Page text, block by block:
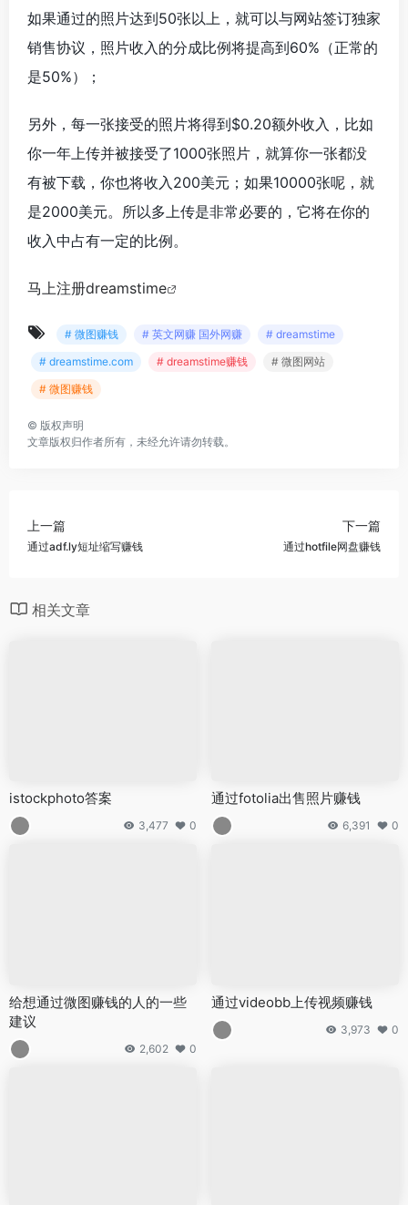
如果通过的照片达到50张以上，就可以与网站签订独家
销售协议，照片收入的分成比例将提高到60%（正常的
是50%）；
另外，每一张接受的照片将得到$0.20额外收入，比如
你一年上传并被接受了1000张照片，就算你一张都没
有被下载，你也将收入200美元；如果10000张呢，就
是2000美元。所以多上传是非常必要的，它将在你的
收入中占有一定的比例。
马上注册dreamstime
# 微图赚钱 # 英文网赚 国外网赚
# dreamstime
# dreamstime.com
# dreamstime赚钱
# 微图网站
# 微图赚钱
© 版权声明
文章版权归作者所有，未经允许请勿转载。
上一篇
通过adf.ly短址缩写赚钱
下一篇
通过hotfile网盘赚钱
相关文章
istockphoto答案
3,477 0
通过fotolia出售照片赚钱
6,391 0
给想通过微图赚钱的人的一些
建议
2,602 0
通过videobb上传视频赚钱
3,973 0